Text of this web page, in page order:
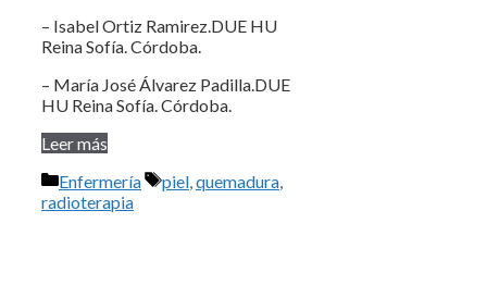
– Isabel Ortiz Ramirez.DUE HU
Reina Sofía. Córdoba.
– María José Álvarez Padilla.DUE
HU Reina Sofía. Córdoba.
Leer más
Categorías
Enfermería Etiquetas
piel,quemadura,
radioterapia